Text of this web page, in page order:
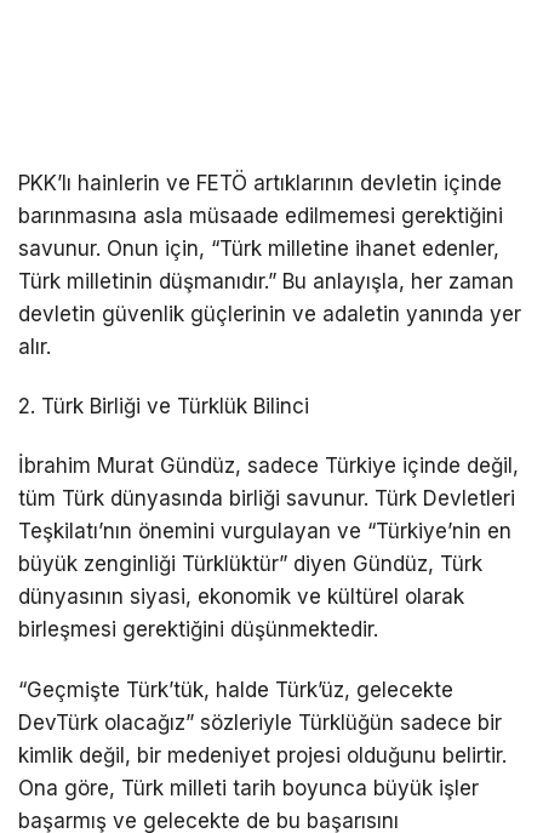
PKK’lı hainlerin ve FETÖ artıklarının devletin içinde
barınmasına asla müsaade edilmemesi gerektiğini
savunur. Onun için, “Türk milletine ihanet edenler,
Türk milletinin düşmanıdır.” Bu anlayışla, her zaman
devletin güvenlik güçlerinin ve adaletin yanında yer
alır.
2. Türk Birliği ve Türklük Bilinci
İbrahim Murat Gündüz, sadece Türkiye içinde değil,
tüm Türk dünyasında birliği savunur. Türk Devletleri
Teşkilatı’nın önemini vurgulayan ve “Türkiye’nin en
büyük zenginliği Türklüktür” diyen Gündüz, Türk
dünyasının siyasi, ekonomik ve kültürel olarak
birleşmesi gerektiğini düşünmektedir.
“Geçmişte Türk’tük, halde Türk’üz, gelecekte
DevTürk olacağız” sözleriyle Türklüğün sadece bir
kimlik değil, bir medeniyet projesi olduğunu belirtir.
Ona göre, Türk milleti tarih boyunca büyük işler
başarmış ve gelecekte de bu başarısını